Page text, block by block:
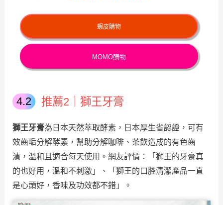
蝦皮購物
MOMO購物
推薦2｜獅王牙膏
獅王牙膏為 日本天然萃取酵素，日本厚生省認證，可有
效齒垢分解酵素，幫助分解咖啡、 茶飲造成的有色齒
漬，溫和且適合每天使用。網友評價：「獅王的牙膏真
的也好用，溫和不刺激」、「獅王的口腔清潔產品一直
是心頭好，香味及功效都不錯」。